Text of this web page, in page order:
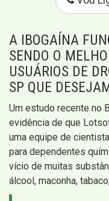
A IBOGAÍNA
SENDO O
USUÁRIOS DE
SP QUE
Um estudo recente no
evidência de que
uma equipe de
para dependentes
vício de muitas
álcool, maconha,